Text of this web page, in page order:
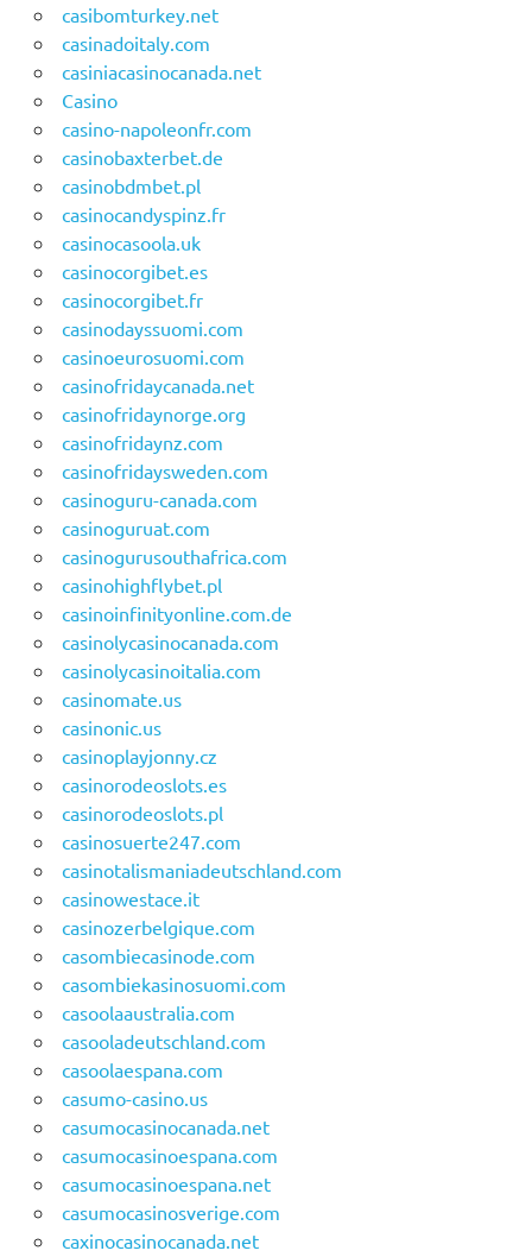
casibomturkey.net
casinadoitaly.com
casiniacasinocanada.net
Casino
casino-napoleonfr.com
casinobaxterbet.de
casinobdmbet.pl
casinocandyspinz.fr
casinocasoola.uk
casinocorgibet.es
casinocorgibet.fr
casinodayssuomi.com
casinoeurosuomi.com
casinofridaycanada.net
casinofridaynorge.org
casinofridaynz.com
casinofridaysweden.com
casinoguru-canada.com
casinoguruat.com
casinogurusouthafrica.com
casinohighflybet.pl
casinoinfinityonline.com.de
casinolycasinocanada.com
casinolycasinoitalia.com
casinomate.us
casinonic.us
casinoplayjonny.cz
casinorodeoslots.es
casinorodeoslots.pl
casinosuerte247.com
casinotalismaniadeutschland.com
casinowestace.it
casinozerbelgique.com
casombiecasinode.com
casombiekasinosuomi.com
casoolaaustralia.com
casooladeutschland.com
casoolaespana.com
casumo-casino.us
casumocasinocanada.net
casumocasinoespana.com
casumocasinoespana.net
casumocasinosverige.com
caxinocasinocanada.net